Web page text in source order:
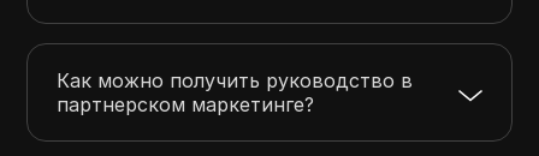
Как можно получить руководство в
партнерском маркетинге?